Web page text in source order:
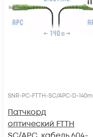
SNR-PC-FTTH-SC/APC-D-140m
Патчкорд
оптический FTTH